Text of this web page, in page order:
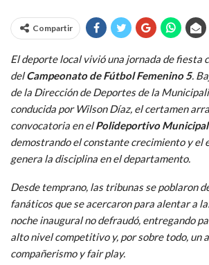
Compartir
El deporte local vivió una jornada de fiesta
delCampeonato de Fútbol Femenino 5.
de la Dirección de Deportes de la
conducida por Wilson Díaz, el certamen
convocatoria en elPolideportivo
demostrando el constante crecimiento y el
genera la disciplina en el departamento.
Desde temprano, las tribunas se poblaron
fanáticos que se acercaron para alentar a
noche inaugural no defraudó, entregando
alto nivel competitivo y, por sobre todo, un
compañerismo y fair play.